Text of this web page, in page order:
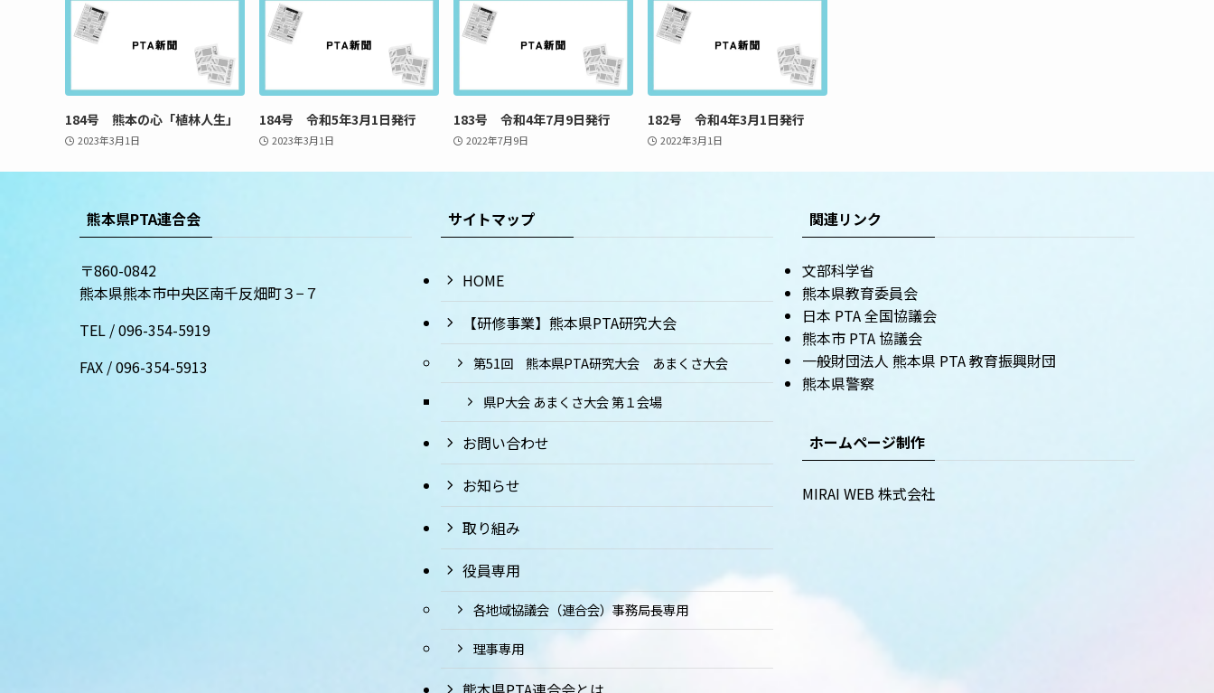
184号 熊本の心「植林人生」
2023年3月1日
184号 令和5年3月1日発行
2023年3月1日
183号 令和4年7月9日発行
2022年7月9日
182号 令和4年3月1日発行
2022年3月1日
熊本県PTA連合会
〒860-0842
熊本県熊本市中央区南千反畑町３−７
TEL /096-354-5919
FAX /096-354-5913
サイトマップ
HOME
【研修事業】熊本県PTA研究大会
第51回 熊本県PTA研究大会 あまくさ大会
県P大会 あまくさ大会 第１会場
お問い合わせ
お知らせ
取り組み
役員専用
各地域協議会（連合会）事務局長専用
理事専用
関連リンク
文部科学省
熊本県教育委員会
日本 PTA 全国協議会
熊本市 PTA 協議会
一般財団法人 熊本県 PTA 教育振興財団
熊本県警察
ホームページ制作
MIRAI WEB 株式会社